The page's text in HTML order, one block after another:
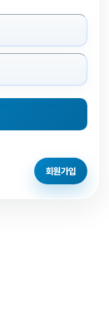
회원가입